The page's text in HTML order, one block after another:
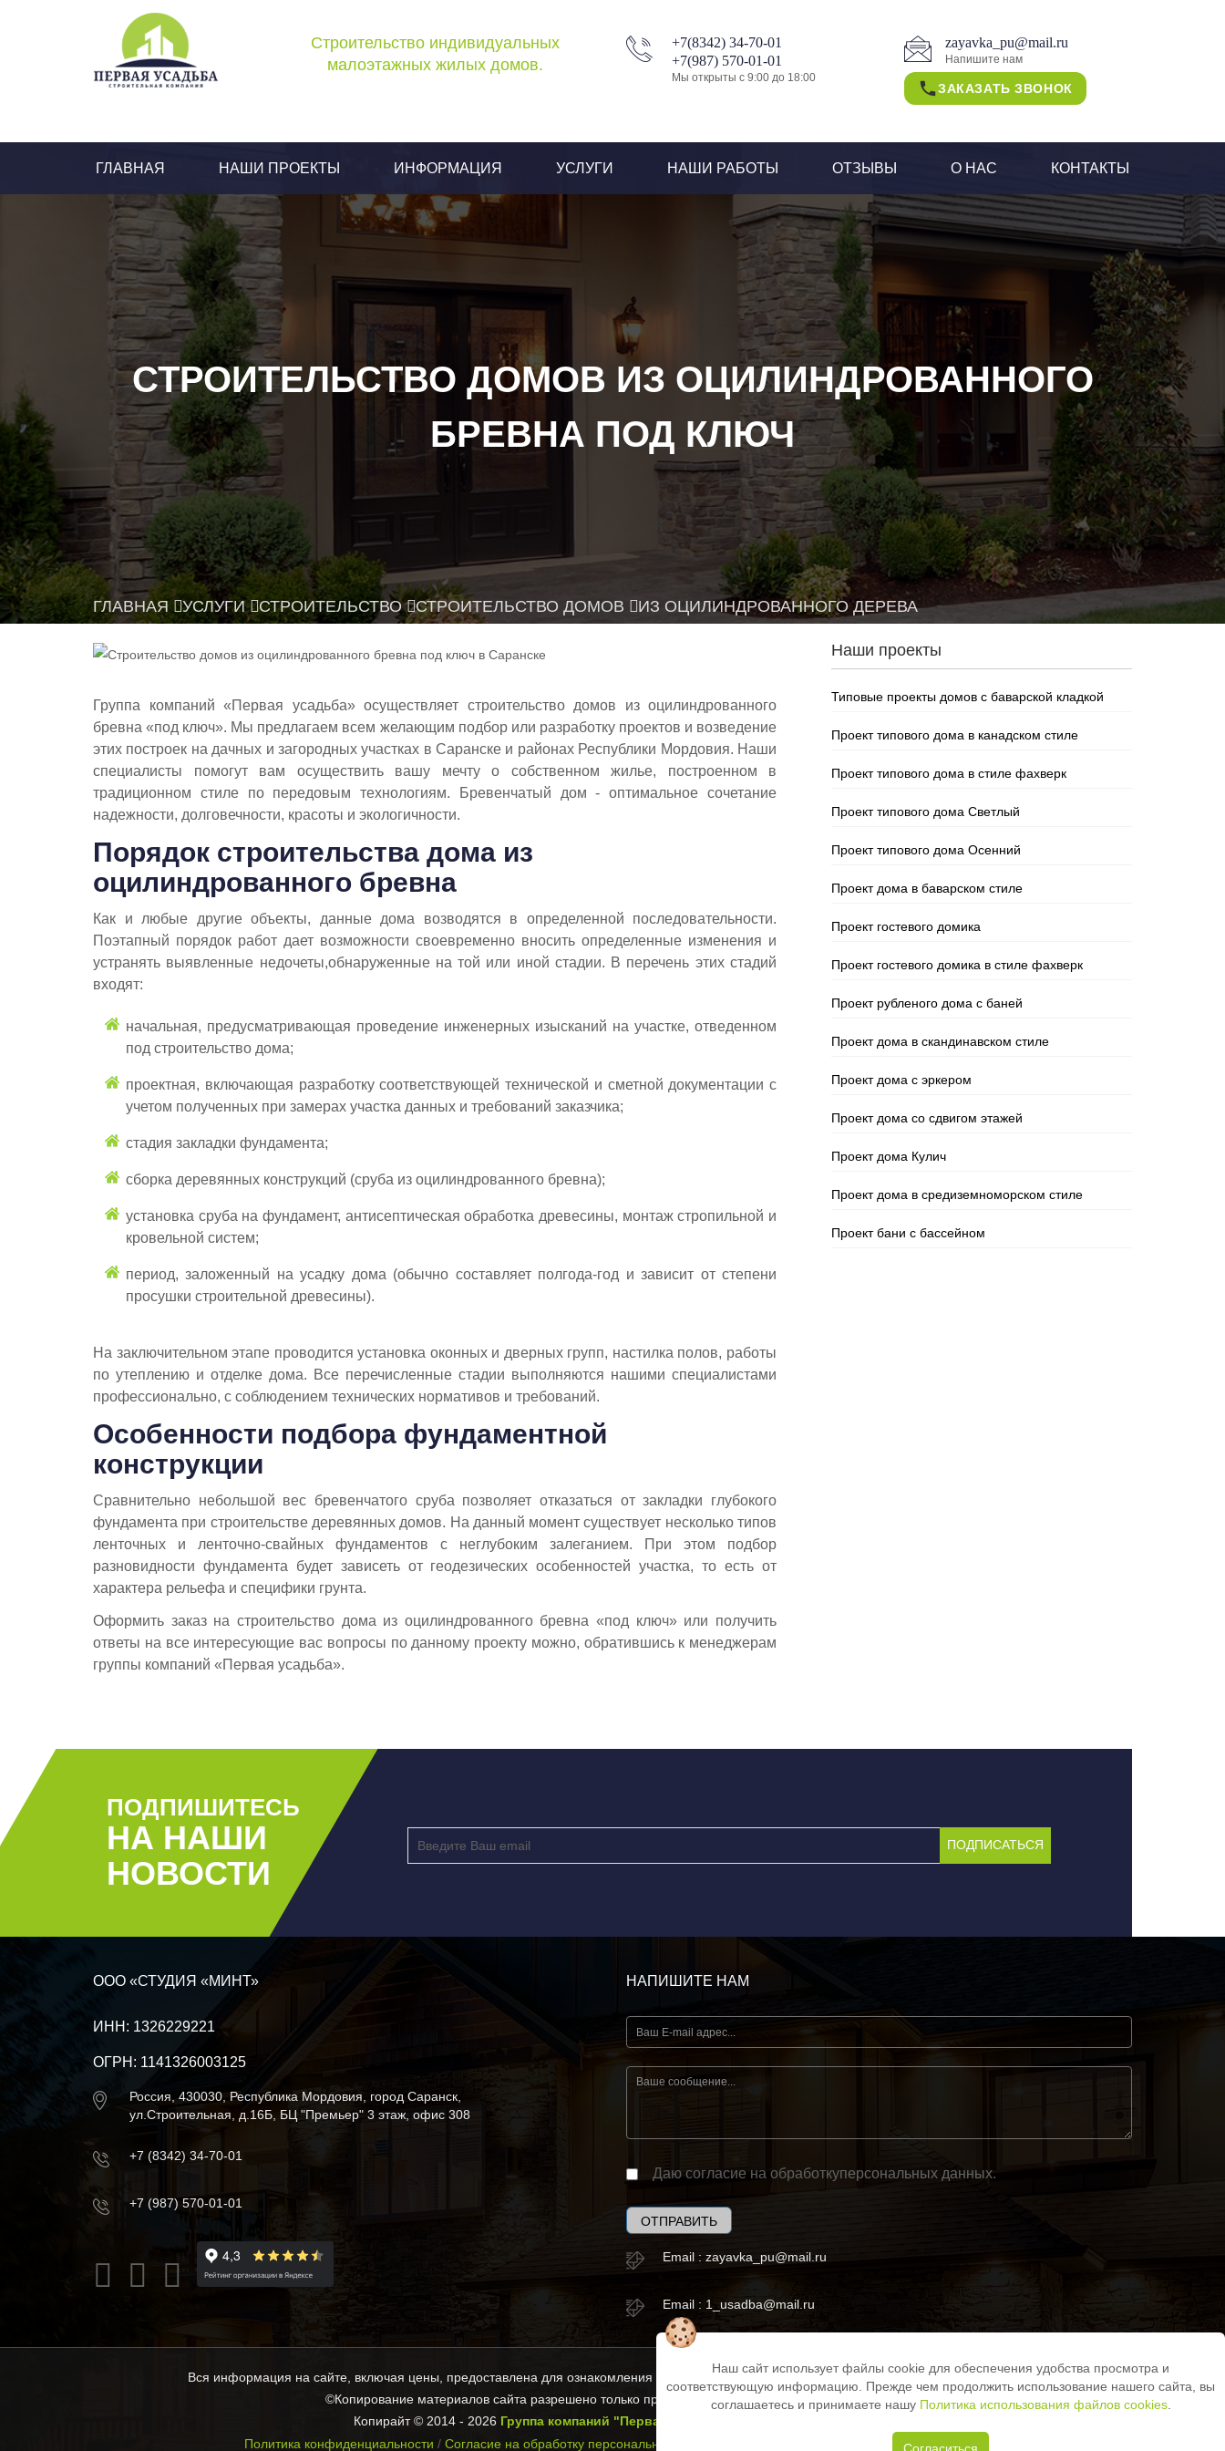
Строительство индивидуальных
малоэтажных жилых домов.
+7(8342) 34-70-01
+7(987) 570-01-01
Мы открыты с 9:00 до 18:00
zayavka_pu@mail.ru
Напишите нам
ЗАКАЗАТЬ ЗВОНОК
ГЛАВНАЯ НАШИ ПРОЕКТЫ ИНФОРМАЦИЯ УСЛУГИ НАШИ РАБОТЫ ОТЗЫВЫ О НАС КОНТАКТЫ
СТРОИТЕЛЬСТВО ДОМОВ ИЗ ОЦИЛИНДРОВАННОГО
БРЕВНА ПОД КЛЮЧ
ГЛАВНАЯ УСЛУГИ СТРОИТЕЛЬСТВО СТРОИТЕЛЬСТВО ДОМОВ ИЗ ОЦИЛИНДРОВАННОГО ДЕРЕВА
Группа компаний «Первая усадьба» осуществляет строительство домов из оцилиндрованного
бревна «под ключ». Мы предлагаем всем желающим подбор или разработку проектов и возведение
этих построек на дачных и загородных участках в Саранске и районах Республики Мордовия. Наши
специалисты помогут вам осуществить вашу мечту о собственном жилье, построенном в
традиционном стиле по передовым технологиям. Бревенчатый дом - оптимальное сочетание
надежности, долговечности, красоты и экологичности.
Порядок строительства дома из
оцилиндрованного бревна
Как и любые другие объекты, данные дома возводятся в определенной последовательности.
Поэтапный порядок работ дает возможности своевременно вносить определенные изменения и
устранять выявленные недочеты,обнаруженные на той или иной стадии. В перечень этих стадий
входят:
начальная, предусматривающая проведение инженерных изысканий на участке, отведенном
под строительство дома;
проектная, включающая разработку соответствующей технической и сметной документации с
учетом полученных при замерах участка данных и требований заказчика;
стадия закладки фундамента;
сборка деревянных конструкций (сруба из оцилиндрованного бревна);
установка сруба на фундамент, антисептическая обработка древесины, монтаж стропильной и
кровельной систем;
период, заложенный на усадку дома (обычно составляет полгода-год и зависит от степени
просушки строительной древесины).
На заключительном этапе проводится установка оконных и дверных групп, настилка полов, работы
по утеплению и отделке дома. Все перечисленные стадии выполняются нашими специалистами
профессионально, с соблюдением технических нормативов и требований.
Особенности подбора фундаментной
конструкции
Сравнительно небольшой вес бревенчатого сруба позволяет отказаться от закладки глубокого
фундамента при строительстве деревянных домов. На данный момент существует несколько типов
ленточных и ленточно-свайных фундаментов с неглубоким залеганием. При этом подбор
разновидности фундамента будет зависеть от геодезических особенностей участка, то есть от
характера рельефа и специфики грунта.
Оформить заказ на строительство дома из оцилиндрованного бревна «под ключ» или получить
ответы на все интересующие вас вопросы по данному проекту можно, обратившись к менеджерам
группы компаний «Первая усадьба».
Наши проекты
Типовые проекты домов с баварской кладкой
Проект типового дома в канадском стиле
Проект типового дома в стиле фахверк
Проект типового дома Светлый
Проект типового дома Осенний
Проект дома в баварском стиле
Проект гостевого домика
Проект гостевого домика в стиле фахверк
Проект рубленого дома с баней
Проект дома в скандинавском стиле
Проект дома с эркером
Проект дома со сдвигом этажей
Проект дома Кулич
Проект дома в средиземноморском стиле
Проект бани с бассейном
ПОДПИШИТЕСЬ
НА НАШИ
НОВОСТИ
ПОДПИСАТЬСЯ
Наш сайт использует файлы cookie для обеспечения удобства просмотра и
соответствующую информацию. Прежде чем продолжить использование нашего сайта, вы
соглашаетесь и принимаете нашу Политика использования файлов cookies.
ООО «СТУДИЯ «МИНТ»
ИНН: 1326229221
ОГРН: 1141326003125
Россия, 430030, Республика Мордовия, город Саранск,
ул.Строительная, д.16Б, БЦ "Премьер" 3 этаж, офис 308
+7 (8342) 34-70-01
+7 (987) 570-01-01
НАПИШИТЕ НАМ
Даю согласие на обработкуперсональных данных.
ОТПРАВИТЬ
Email : zayavka_pu@mail.ru
Email : 1_usadba@mail.ru
Вся информация на сайте, включая цены, предоставлена для ознакомления и не является публичной офертой (ст.435 ГК РФ, ст. 437 ГК РФ)
©Копирование материалов сайта разрешено только при наличии активной ссылки на источник.
Копирайт © 2014 - 2026 Группа компаний "Первая Усадьба"
Политика конфиденциальности / Согласие на обработку персональных данных Политика использования файлов cookies